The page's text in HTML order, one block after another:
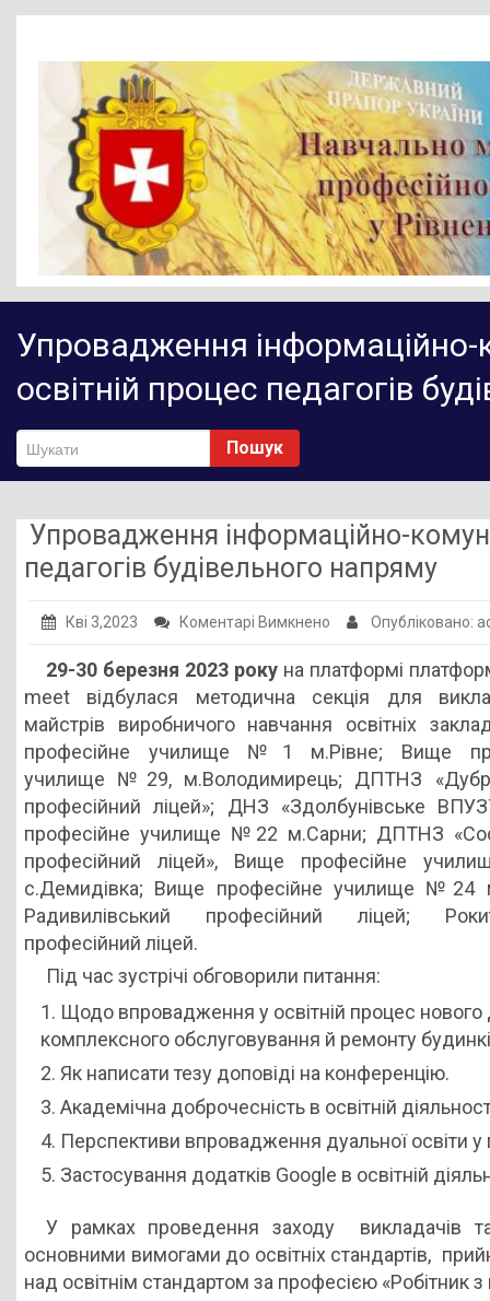
Головна
Новини
Діяльність НМЦ ПТО
Методичне забезпечення
Нормативно-правове забезпечення
Заклади ПТО
Галерея
НМЦ ПТО України
Упровадження інформаційно-
освітній процес педагогів
Пошук
Упровадження інформаційно-
педагогів будівельного напряму
Кві 3,2023 Коментарі Вимкнено до
інформаційно-
комунікативних
технологій
в
освітній
процес
педагогів
будівельного
напряму
Опубліковано:
29-30 березня 2023 рокуна платформі
meet відбулася методична секція для
майстрів виробничого навчання освітніх
професійне училище №1 м.Рівне; Вище
училище №29, м.Володимирець; ДПТНЗ
професійний ліцей»; ДНЗ «Здолбунівське
професійне училище №22 м.Сарни; ДПТНЗ
професійний ліцей», Вище професійне
с.Демидівка; Вище професійне училище №24
Радивилівський професійний ліцей;
професійний ліцей.
Під час зустрічі обговорили питання:
Щодо впровадження у освітній процес нового
комплексного обслуговування й ремонту
Як написати тезу доповіді на конференцію.
Академічна доброчесність в освітній
Перспективи впровадження дуальної освіти у
Застосування додатків Google в освітній
У рамках проведення заходу викладачів
основними вимогами до освітніх стандартів,
над освітнім стандартом за професією «Робітник